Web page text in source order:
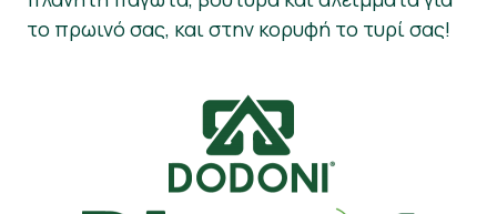
το πρωινό σας, και στην κορυφή το τυρί σας!